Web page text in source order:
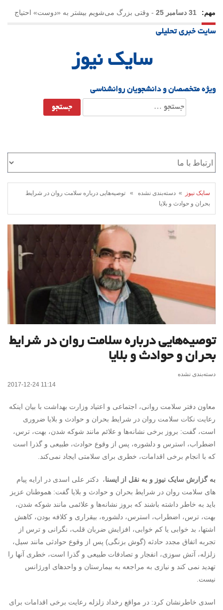
مهم: 31 دسامبر 25 - وقتی بزرگ می‌شویم بیشتر به «دوست» احتیاج
داریم؟
سایت خبری تحلیلی
سایک نیوز
ویژه متخصصان و دانشجویان روانشناسی
جستجو
برای:
سایک نیوز
» دسته‌بندی نشده » توصیه‌هایی درباره سلامت روان در شرایط
بحران و حوادث و بلایا
توصیه‌هایی درباره سلامت روان در شرایط
بحران و حوادث و بلایا
دسته‌بندی نشده
2017-12-24 11:14
معاون دفتر سلامت روانی، اجتماعی و اعتیاد وزارت بهداشت با بیان اینکه
رعایت نکات سلامت روان در شرایط بحران و حوادث و بلایا ضروری
است، گفت: بروز برخی نشانه‌ها و علائم مانند شوکه شدن، بهت، ترس،
اضطراب، استرس و دلشوره، پس از وقوع حوادث، طبیعی و گذرا است
که با انجام برخی اقدامات، خطری برای سلامتی ایجاد نمی‌کند.
به گزارش سایک نیوز و به نقل از ایسنا، دکتر علی اسدی در ارایه پیام
های سلامت روان در شرایط بحران و حوادث و بلایا گفت: هموطنان عزیز
باید به خاطر داشته باشند که بروز نشانه‌ها و علائمی مانند شوکه شدن،
بهت، ترس، اضطراب، استرس، دلشوره، بیقراری و کلافه بودن، کاهش
اشتها، بد خوابی یا کم خوابی، افزایش ضربان قلب، نگرانی و ترس از
تجربه اتفاق مجدد حادثه (گوش بزنگی) پس از وقوع حوادثی مانند سیل،
زلزله، آتش سوزی، انفجار و تصادفات طبیعی و گذرا است، خطری آنها را
تهدید نمی کند و نیازی به مراجعه به بیمارستان و واحدهای اورژانس
نیست.
اسدی خاطرنشان کرد: در مواقع رخداد زلزله رعایت برخی اقدامات برای